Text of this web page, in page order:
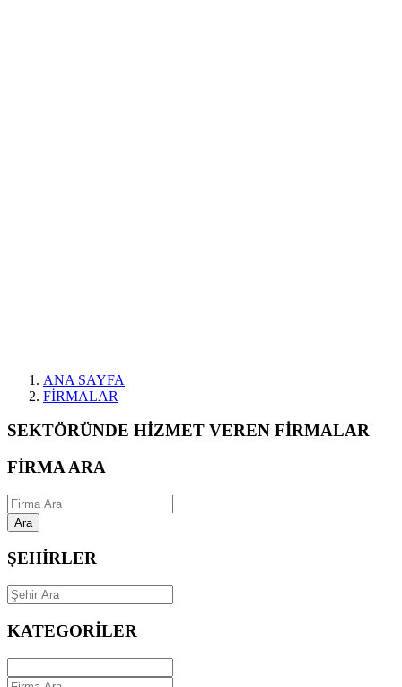
ANA SAYFA
FİRMALAR
SEKTÖRÜNDE HİZMET VEREN FİRMALAR
FİRMA ARA
Ara
ŞEHİRLER
KATEGORİLER